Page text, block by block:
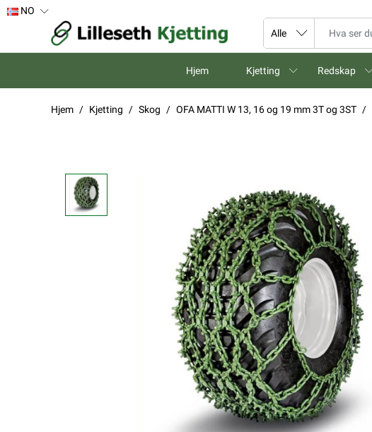
NO
Hjem Kjetting Redskap
Hjem Kjetting Skog OFA MATTI W 13, 16 og 19 mm 3T og 3ST